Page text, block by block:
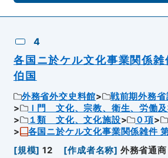
4
各国ニ於ケル文化事業関係雑
伯国
外務省外交史料館
戦前期外務省
Ｉ門 文化、宗教、衛生、労働及
１類 文化、文化施設
０項
各国ニ於ケル文化事業関係雑件
[規模] 12 [作成者名称] 外務省通